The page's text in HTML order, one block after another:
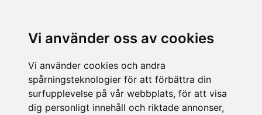
Vi använder oss av cookies
Vi använder cookies och andra
spårningsteknologier för att förbättra din
surfupplevelse på vår webbplats, för att visa
dig personligt innehåll och riktade annonser,